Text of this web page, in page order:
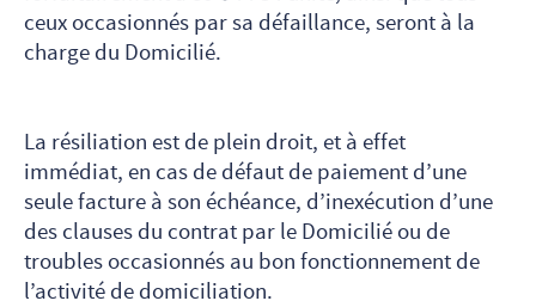
ceux occasionnés par sa défaillance, seront à la
charge du Domicilié.
La résiliation est de plein droit, et à effet
immédiat, en cas de défaut de paiement d’une
seule facture à son échéance, d’inexécution d’une
des clauses du contrat par le Domicilié ou de
troubles occasionnés au bon fonctionnement de
l’activité de domiciliation.